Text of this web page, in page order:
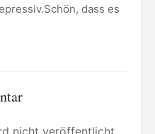
dass es
nicht veröffentlicht.